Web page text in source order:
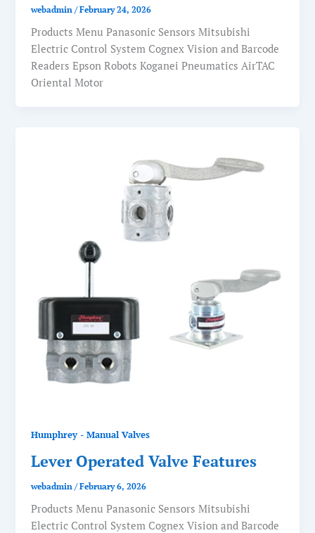
webadmin/February 24, 2026
Products Menu Panasonic Sensors Mitsubishi
Electric Control System Cognex Vision and Barcode
Readers Epson Robots Koganei Pneumatics AirTAC
Oriental Motor
Humphrey - Manual Valves
Lever Operated Valve Features
webadmin/February 6, 2026
Products Menu Panasonic Sensors Mitsubishi
Electric Control System Cognex Vision and Barcode